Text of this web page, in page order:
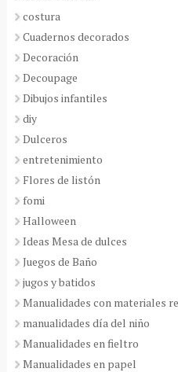
costura
Cuadernos decorados
Decoración
Decoupage
Dibujos infantiles
diy
Dulceros
entretenimiento
Flores de listón
fomi
Halloween
Ideas Mesa de dulces
Juegos de Baño
jugos y batidos
Manualidades con materiales
manualidades día del niño
Manualidades en fieltro
Manualidades en papel